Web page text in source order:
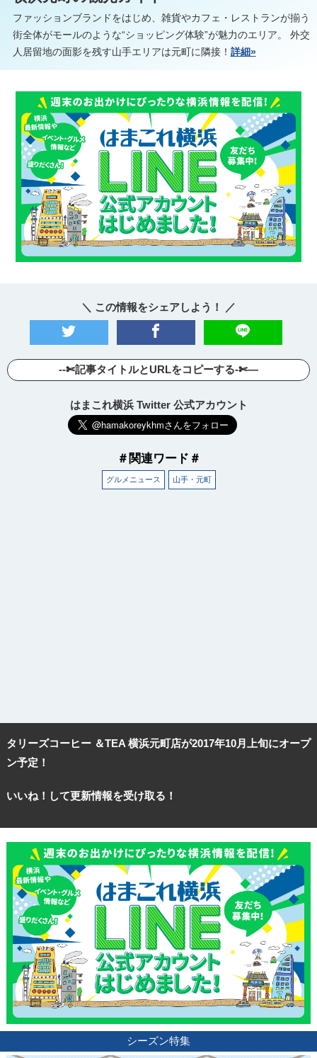
ファッションブランドをはじめ、雑貨やカフェ・レストランが揃う
街全体がモールのような“ショッピング体験”が魅力のエリア。 外交
人居留地の面影を残す山手エリアは元町に隣接！ 詳細»
＼ この情報をシェアしよう！ ／
--✄記事タイトルとURLをコピーする-✄—
はまこれ横浜 Twitter 公式アカウント
＃関連ワード＃
グルメニュース 山手・元町
タリーズコーヒー ＆TEA 横浜元町店が2017年10月上旬にオープ
ン予定！
いいね！して更新情報を受け取る！
シーズン特集